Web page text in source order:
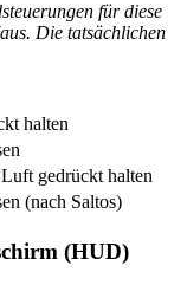
für diese
Die tatsächlichen
halten
gedrückt halten
(nach Saltos)
(HUD)